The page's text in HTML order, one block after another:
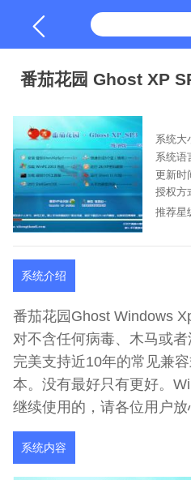
番茄花园 Ghost XP
系统大
系统语
更新时
授权方
推荐星
系统介绍
番茄花园Ghost Windows
对不含任何病毒、木马或
完美支持近10年的常见兼
本。没有最好只有更好。
继续使用的，请各位用户放
系统内容